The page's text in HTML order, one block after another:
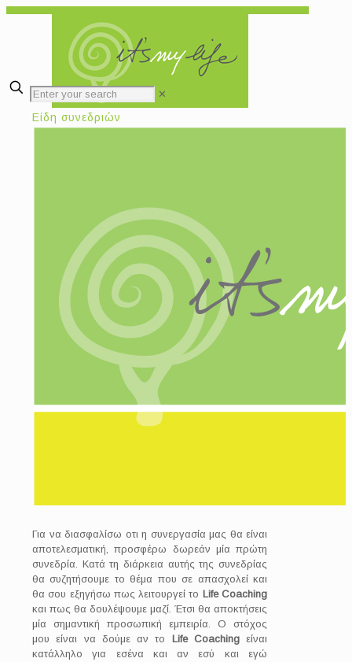
✕
Είδη συνεδριών
Για να διασφαλίσω οτι η συνεργασία μας θα είναι
αποτελεσματική, προσφέρω δωρεάν μία πρώτη
συνεδρία. Κατά τη διάρκεια αυτής της συνεδρίας
θα συζητήσουμε το θέμα που σε απασχολεί και
θα σου εξηγήσω πως λειτουργεί το Life Coaching
και πως θα δουλέψουμε μαζί. Έτσι θα αποκτήσεις
μία σημαντική προσωπική εμπειρία. Ο στόχος
μου είναι να δούμε αν το Life Coachingείναι
κατάλληλο για εσένα και αν εσύ και εγώ